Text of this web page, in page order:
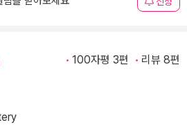
100자평 3편 리뷰 8편